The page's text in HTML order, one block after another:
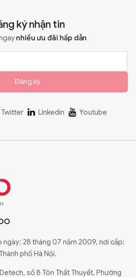
ký nhận tin
nhiều ưu đãi hấp dẫn
Đăng ký
Twitter Linkedin Youtube
ngày: 28 tháng 07 năm 2009, nơi cấp:
phố Hà Nội.
số 8 Tôn Thất Thuyết, Phường